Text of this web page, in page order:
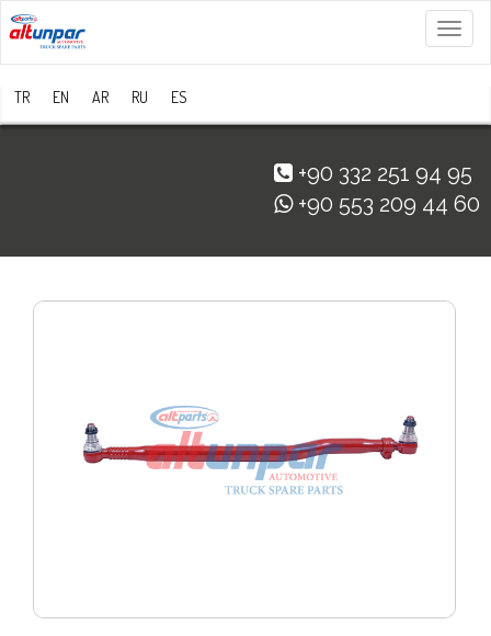
Menü
TR EN AR RU ES
+90 332 251 94 95
+90 553 209 44 60